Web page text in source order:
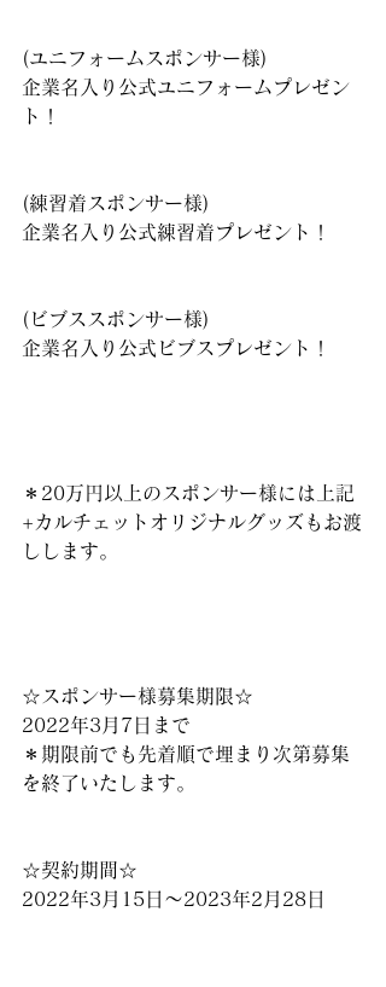
(ユニフォームスポンサー様)
企業名入り公式ユニフォームプレゼン
ト！
(練習着スポンサー様)
企業名入り公式練習着プレゼント！
(ビブススポンサー様)
企業名入り公式ビブスプレゼント！
＊20万円以上のスポンサー様には上記
+カルチェットオリジナルグッズもお渡
しします。
☆スポンサー様募集期限☆
2022年3月7日まで
＊期限前でも先着順で埋まり次第募集
を終了いたします。
☆契約期間☆
2022年3月15日〜2023年2月28日